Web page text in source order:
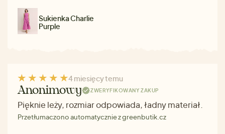
Sukienka Charlie
Purple
4 miesięcy temu
Anonimowy ZWERYFIKOWANY ZAKUP
Pięknie leży, rozmiar odpowiada, ładny materiał.
Przetłumaczono automatycznie z greenbutik.cz